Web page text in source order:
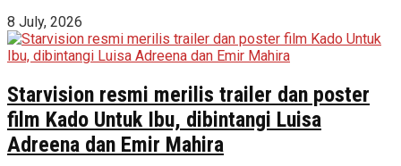
8 July, 2026
Starvision resmi merilis trailer dan poster
film Kado Untuk Ibu, dibintangi Luisa
Adreena dan Emir Mahira